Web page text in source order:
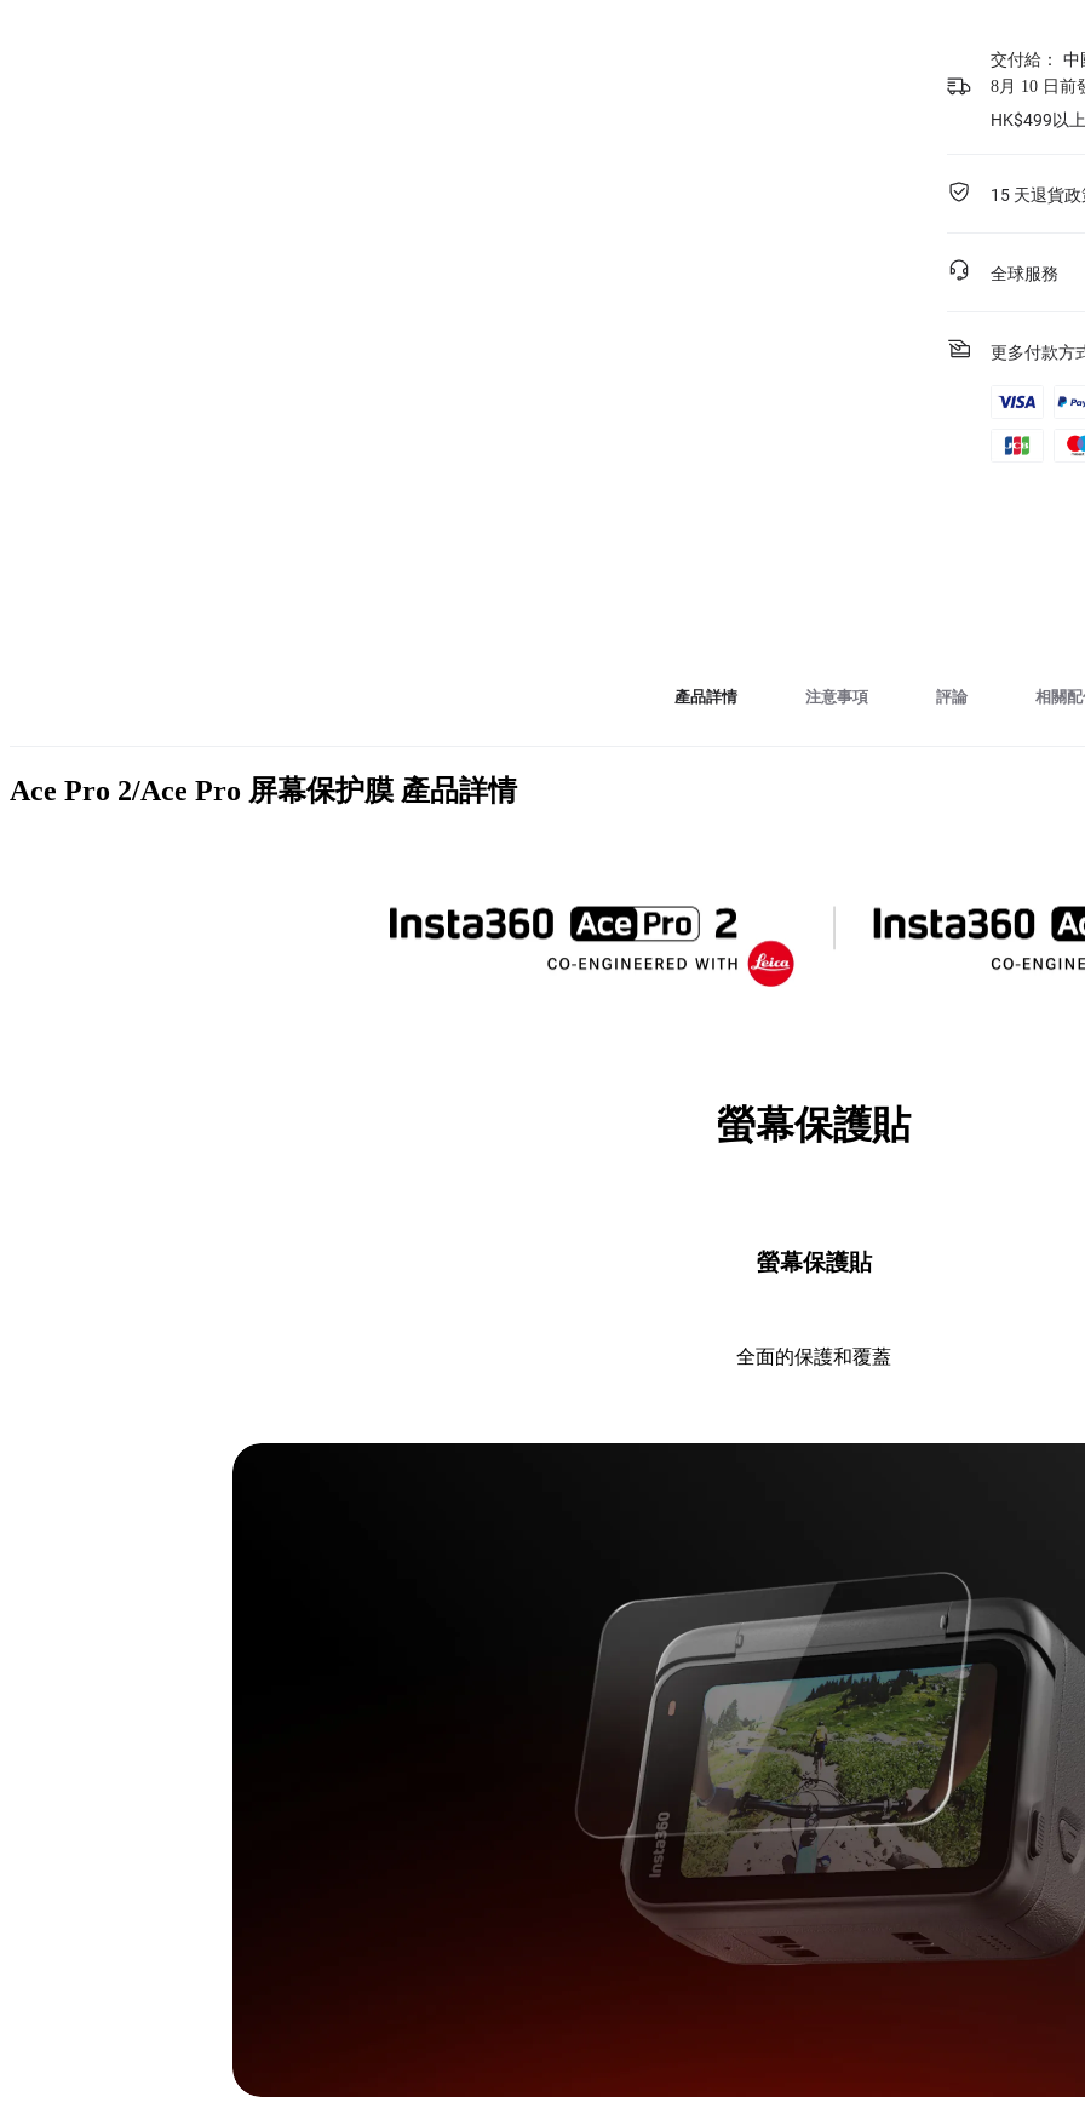
交付給：
中
8月 10 日前
HK$499以
15 天退貨政
全球服務
更多付款方
產品詳情 注意事項 評論 相關
Ace Pro 2/Ace Pro 屏幕保护膜 產品詳情
螢幕保護貼
螢幕保護貼
全面的保護和覆蓋